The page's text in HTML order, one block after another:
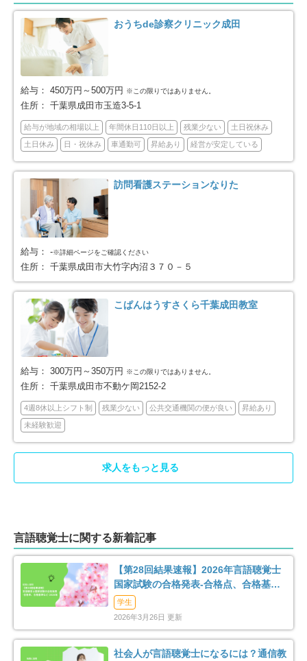
茂原市 15 成田市 13
佐倉市 28
旭市 4 習志野市
柏市 75 市原市 38
我孫子市 鴨川市 2
鎌ケ谷市 23
富津市
四街道市 27 袖ケ浦市 3
八街市
白井市
南房総市
山武市
5 香取郡東庄町
長生郡長南町 1 夷隅郡大多喜町 1
おうちde診察クリニック成田
給与： 450万円～500万円 ※この限りではありません。
住所： 千葉県成田市玉造3-5-1
給与が地域の相場以上 年間休日110日以上 残業少ない 土日祝休み
土日休み 日・祝休み 車通勤可 昇給あり 経営が安定している
訪問看護ステーションなりた
給与： -※詳細ページをご確認ください
住所： 千葉県成田市大竹字内沼３７０－５
こぱんはうすさくら千葉成田教室
給与： 300万円～350万円 ※この限りではありません。
住所： 千葉県成田市不動ケ岡2152-2
4週8休以上シフト制 残業少ない 公共交通機関の便が良い 昇給あり
未経験歓迎
求人をもっと見る
言語聴覚士に関する新着記事
【第28回結果速報】2026年言語聴覚士
国家試験の合格発表-合格点、合格基
準、合格率など-
学生
2026年3月26日 更新
社会人が言語聴覚士になるには？通信教